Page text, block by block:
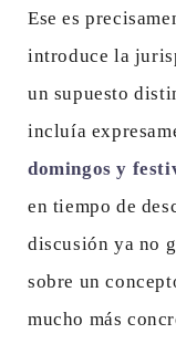
Ese es
introduce la
un supuesto
incluía
domingos y
en tiempo de
discusión ya no
sobre un
mucho más